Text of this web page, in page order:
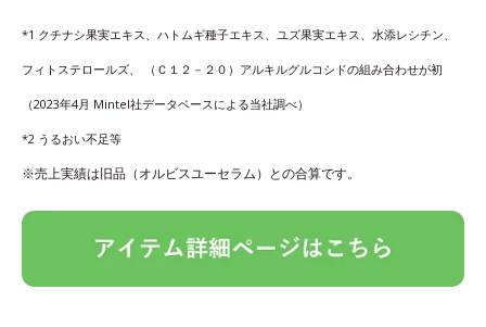
*1 クチナシ果実エキス、ハトムギ種子エキス、ユズ果実エキス、水添レシチン、
フィトステロールズ、 （Ｃ１２－２０）アルキルグルコシドの組み合わせが初
（2023年4月 Mintel社データベースによる当社調べ）
*2 うるおい不足等
※売上実績は旧品（オルビスユーセラム）との合算です。